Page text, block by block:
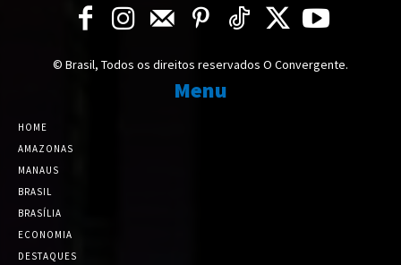
© Brasil, Todos os direitos reservados O Convergente.
Menu
HOME
AMAZONAS
MANAUS
BRASIL
BRASÍLIA
ECONOMIA
DESTAQUES